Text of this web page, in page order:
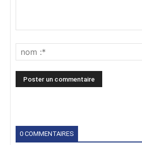
0 COMMENTAIRES